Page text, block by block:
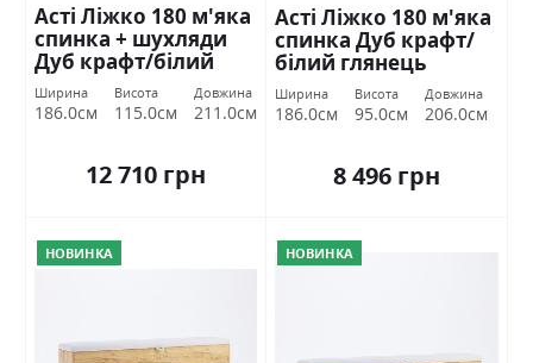
Асті Ліжко 180 м'яка
спинка + шухляди
Дуб крафт/білий
глянець Міромарк
Ширина
186.0см
Висота
115.0см
Довжина
211.0см
12 710 грн
Асті Ліжко 180 м'яка
спинка Дуб крафт/
білий глянець
Міромарк
Ширина
186.0см
Висота
95.0см
Довжина
206.0см
8 496 грн
НОВИНКА НОВИНКА